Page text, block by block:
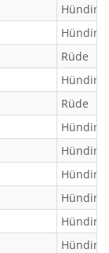
Hündin
Hündin
Rüde
Hündin
Rüde
Hündin
Hündin
Hündin
Hündin
Hündin
Hündin